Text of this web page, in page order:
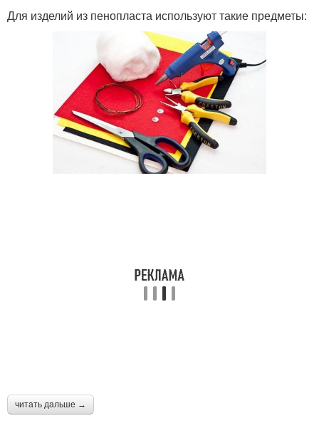
Для изделий из пенопласта используют такие предметы:
читать дальше →